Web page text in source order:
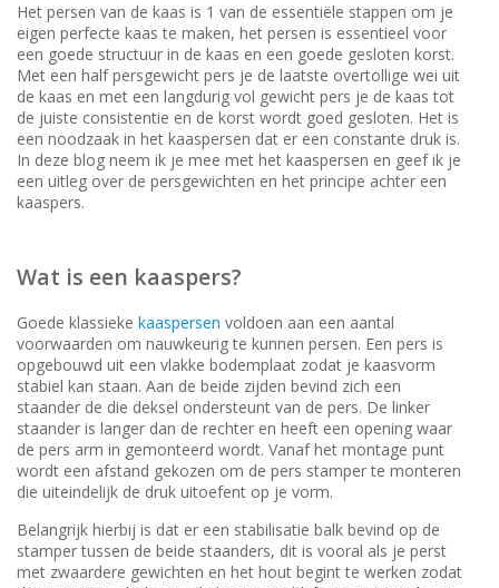
Het persen van de kaas is 1 van de essentiële stappen om je
eigen perfecte kaas te maken, het persen is essentieel voor
een goede structuur in de kaas en een goede gesloten korst.
Met een half persgewicht pers je de laatste overtollige wei uit
de kaas en met een langdurig vol gewicht pers je de kaas tot
de juiste consistentie en de korst wordt goed gesloten. Het is
een noodzaak in het kaaspersen dat er een constante druk is.
In deze blog neem ik je mee met het kaaspersen en geef ik je
een uitleg over de persgewichten en het principe achter een
kaaspers.
Wat is een kaaspers?
Goede klassieke kaaspersen voldoen aan een aantal
voorwaarden om nauwkeurig te kunnen persen. Een pers is
opgebouwd uit een vlakke bodemplaat zodat je kaasvorm
stabiel kan staan. Aan de beide zijden bevind zich een
staander de die deksel ondersteunt van de pers. De linker
staander is langer dan de rechter en heeft een opening waar
de pers arm in gemonteerd wordt. Vanaf het montage punt
wordt een afstand gekozen om de pers stamper te monteren
die uiteindelijk de druk uitoefent op je vorm.
Belangrijk hierbij is dat er een stabilisatie balk bevind op de
stamper tussen de beide staanders, dit is vooral als je perst
met zwaardere gewichten en het hout begint te werken zodat